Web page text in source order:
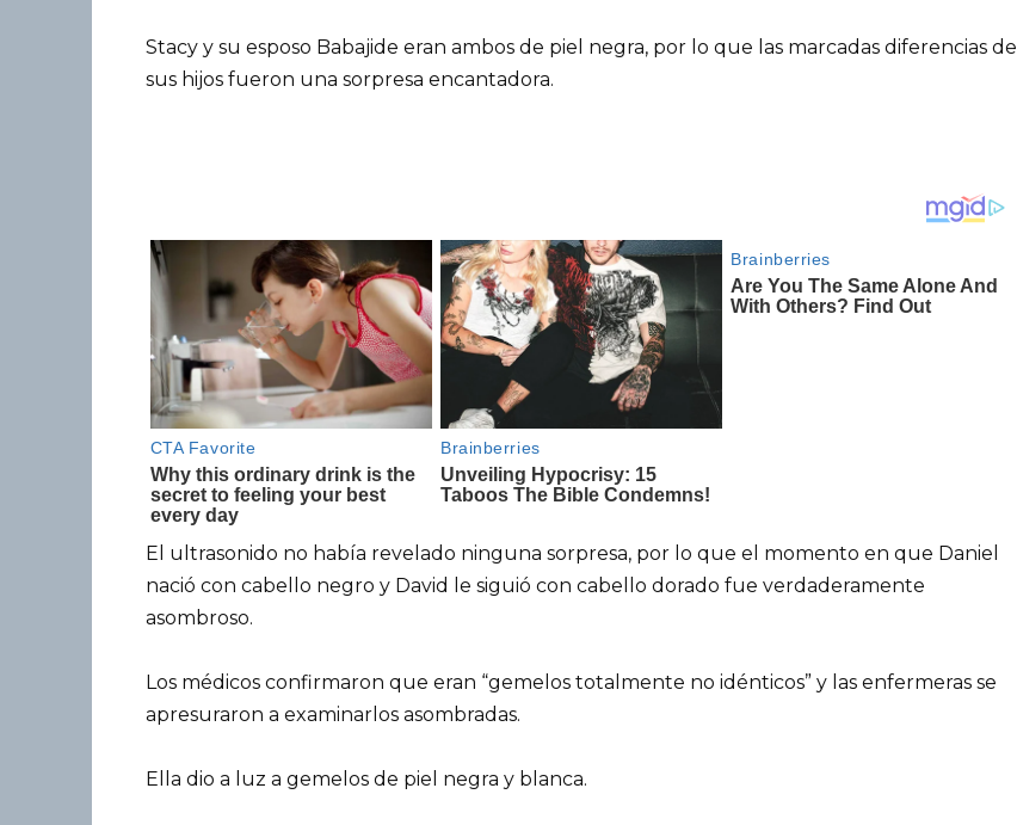
Stacy y su esposo Babajide eran ambos de piel negra, por lo que las marcadas diferencias de
sus hijos fueron una sorpresa encantadora.
El ultrasonido no había revelado ninguna sorpresa, por lo que el momento en que Daniel
nació con cabello negro y David le siguió con cabello dorado fue verdaderamente
asombroso.
Los médicos confirmaron que eran “gemelos totalmente no idénticos” y las enfermeras se
apresuraron a examinarlos asombradas.
Ella dio a luz a gemelos de piel negra y blanca.